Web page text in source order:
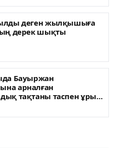
деген жылқышыға
дерек шықты
Бауыржан
арналған
тақтаны таспен ұрып